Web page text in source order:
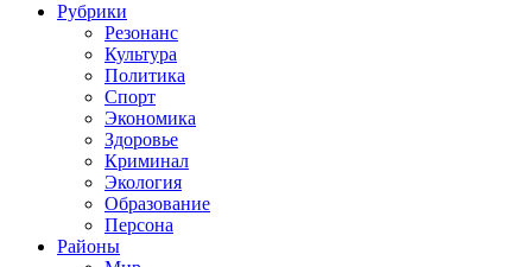
Рубрики
Резонанс
Культура
Политика
Спорт
Экономика
Здоровье
Криминал
Экология
Образование
Персона
Районы